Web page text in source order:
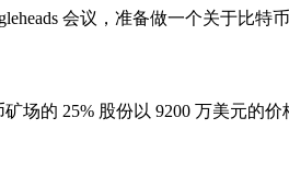
会议，准备做一个关于比特
场的 25% 股份以 9200 万美元的